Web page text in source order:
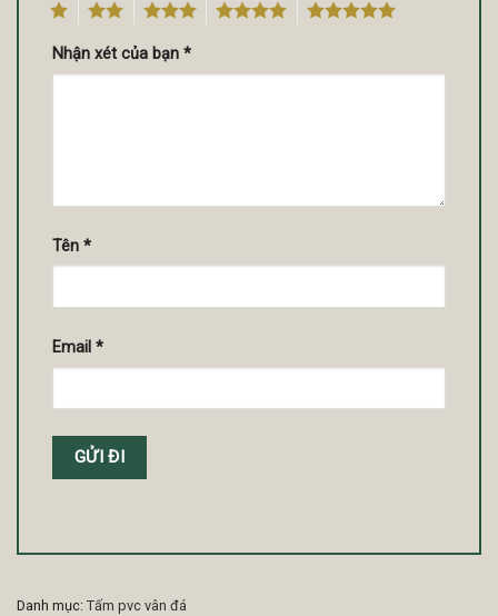
4 5
Nhận xét của bạn *
Tên *
Email *
Danh mục: Tấm pvc vân đá